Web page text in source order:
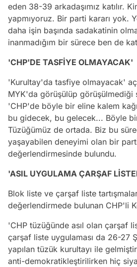
eden 38-39 arkadaşımız katılır.
yapmıyoruz. Bir parti kararı yok.
daha işin başında sadakatinin
inanmadığım bir sürece ben de
'CHP'DE TASFİYE OLMAYACAK'
'Kurultay'da tasfiye olmayacak'
MYK'da görüşülüp görüşülmediği
'CHP'de böyle bir eline kalem
bu gidecek, bu gelecek... Böyle
Tüzüğümüz de ortada. Biz bu
yaşayabilen deneyimi olan bir
değerlendirmesinde bulundu.
'ASIL UYGULAMA ÇARŞAF
Blok liste ve çarşaf liste
değerlendirmede bulunan CHP'li
'CHP tüzüğünde asıl olan çarşaf
çarşaf liste uygulaması da 26-27
yapılan tüzük kurultayı ile
anti-demokratikleştirilirken hiç